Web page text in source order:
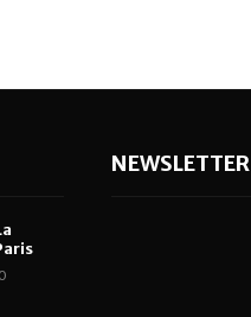
NEWSLETTER